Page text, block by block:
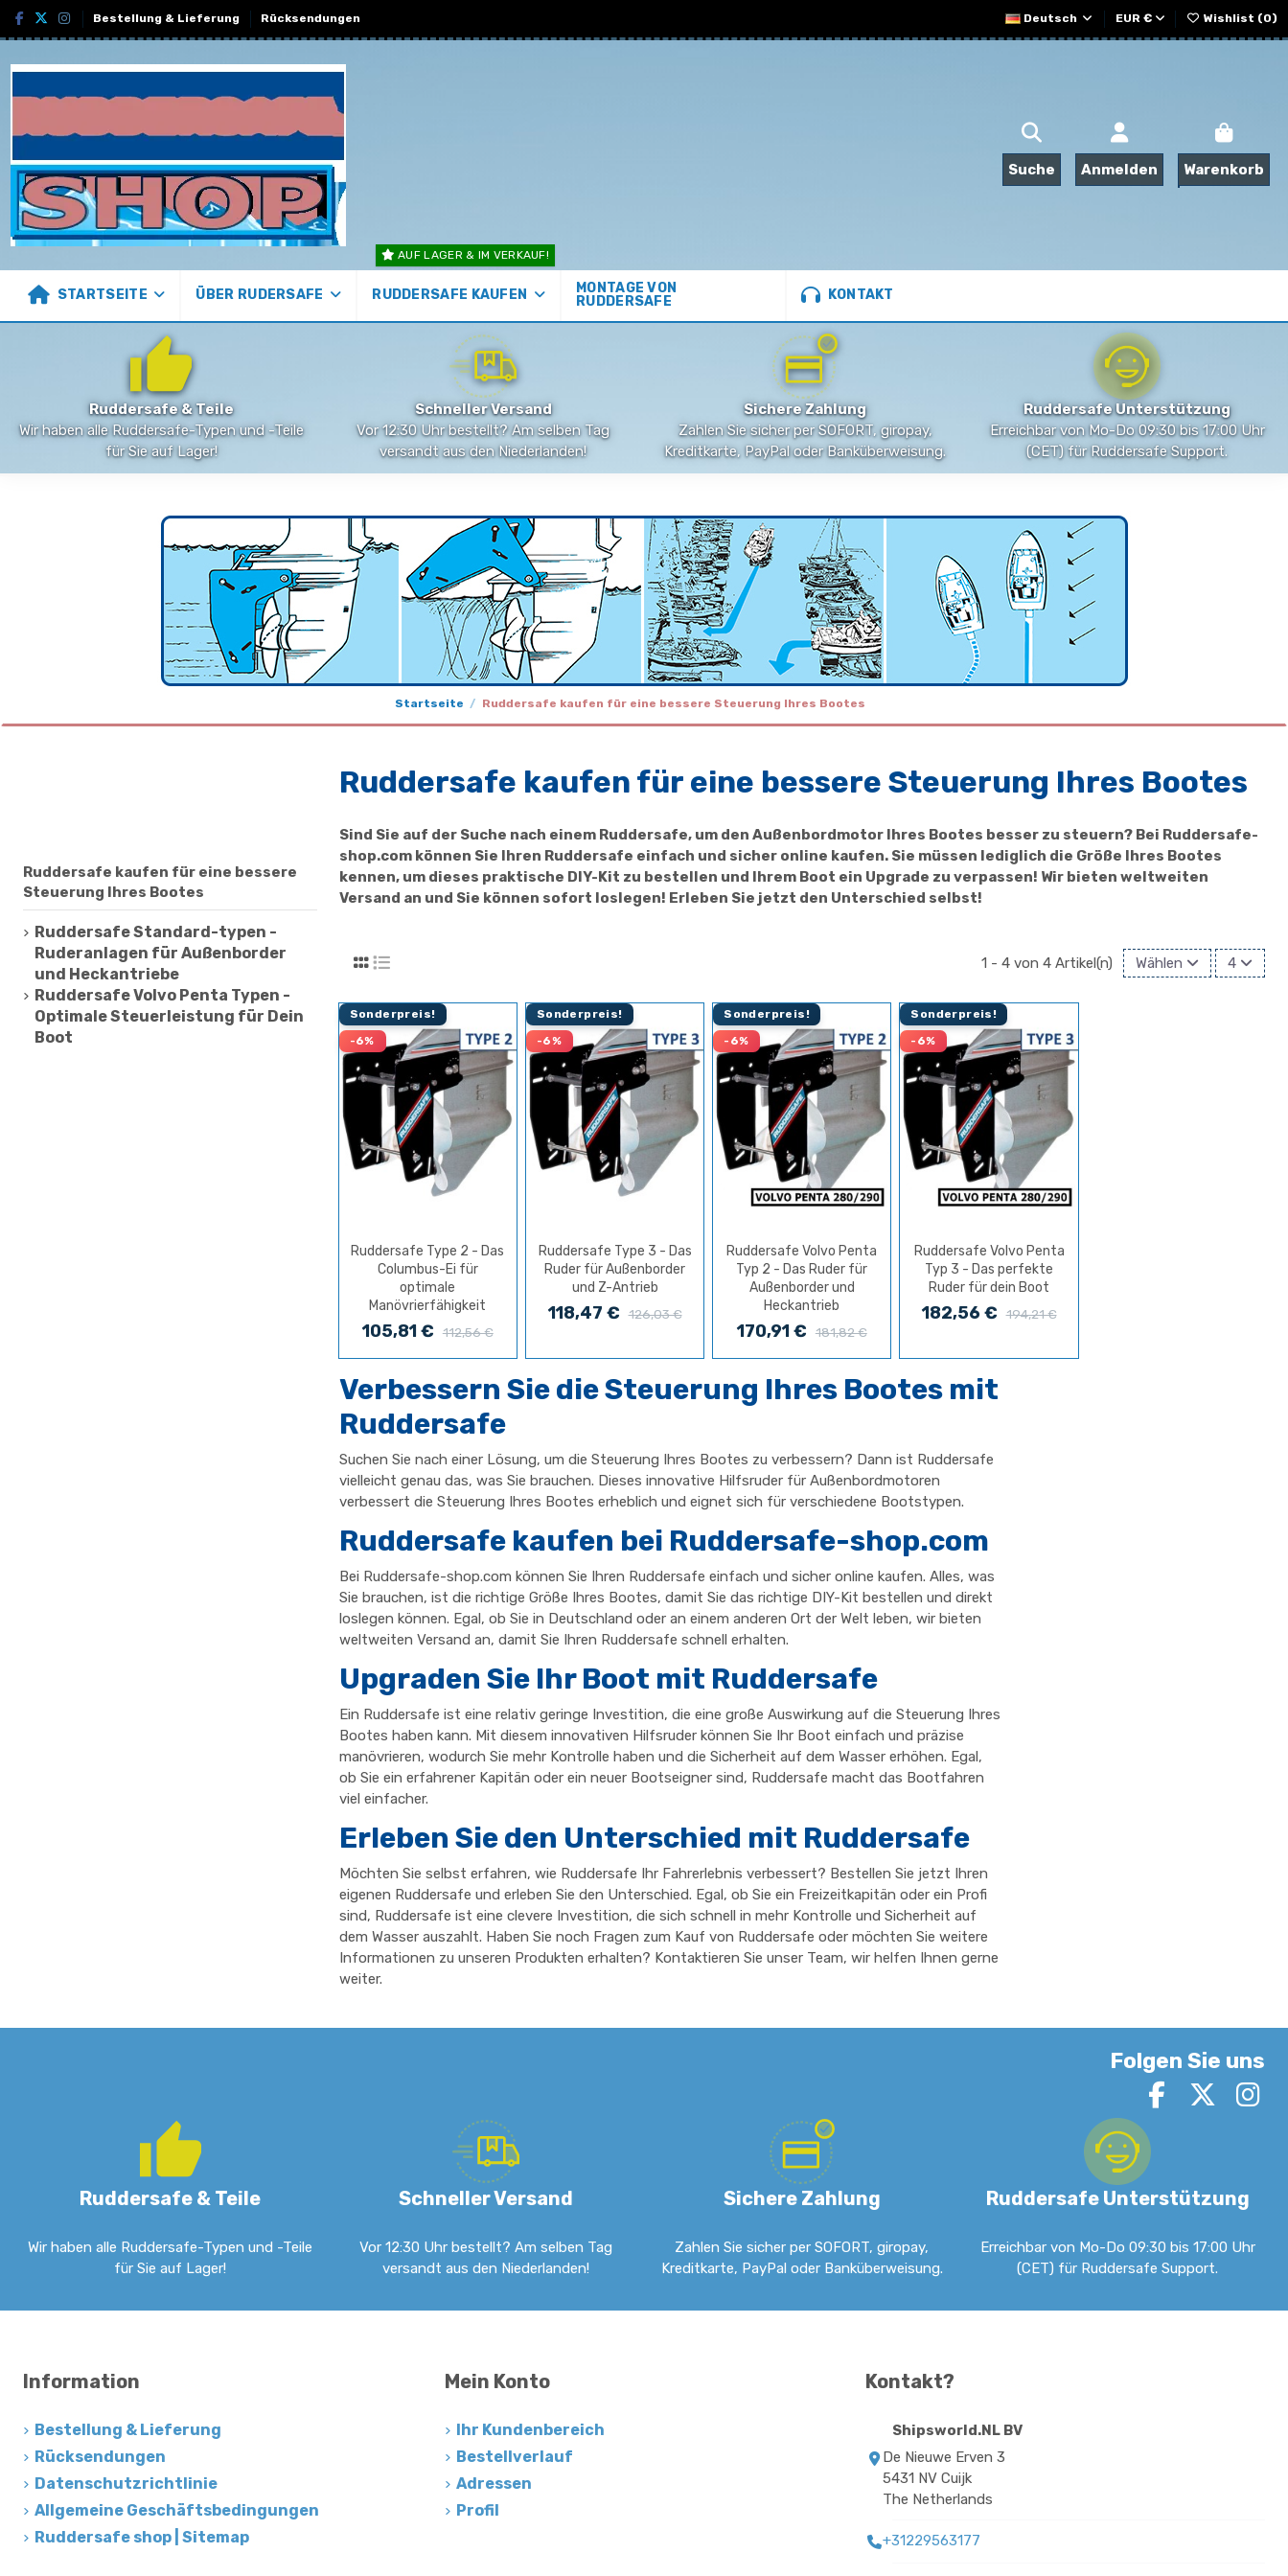
Bestellung & Lieferung Rücksendungen Deutsch EUR € Wishlist (0)
Suche Anmelden Warenkorb
STARTSEITE ÜBER RUDERSAFE RUDDERSAFE KAUFEN
AUF LAGER & IM VERKAUF!
MONTAGE VON
RUDDERSAFE
KONTAKT
Ruddersafe & Teile
Wir haben alle Ruddersafe-Typen und -Teile
für Sie auf Lager!
Schneller Versand
Vor 12:30 Uhr bestellt? Am selben Tag
versandt aus den Niederlanden!
Sichere Zahlung
Zahlen Sie sicher per SOFORT, giropay,
Kreditkarte, PayPal oder Banküberweisung.
Ruddersafe Unterstützung
Erreichbar von Mo-Do 09:30 bis 17:00 Uhr
(CET) für Ruddersafe Support.
Startseite Ruddersafe kaufen für eine bessere Steuerung Ihres Bootes
Ruddersafe kaufen für eine bessere Steuerung Ihres Bootes
Sind Sie auf der Suche nach einem Ruddersafe, um den Außenbordmotor Ihres Bootes besser zu steuern? Bei Ruddersafe-
shop.com können Sie Ihren Ruddersafe einfach und sicher online kaufen. Sie müssen lediglich die Größe Ihres Bootes
kennen, um dieses praktische DIY-Kit zu bestellen und Ihrem Boot ein Upgrade zu verpassen! Wir bieten weltweiten
Versand an und Sie können sofort loslegen! Erleben Sie jetzt den Unterschied selbst!
1 - 4 von 4 Artikel(n) Wählen 4
Sonderpreis!
-6%
Ruddersafe Type 2 - Das
Columbus-Ei für
optimale
Manövrierfähigkeit
105,81 € 112,56 €
Sonderpreis!
-6%
Ruddersafe Type 3 - Das
Ruder für Außenborder
und Z-Antrieb
118,47 € 126,03 €
Sonderpreis!
-6%
Ruddersafe Volvo Penta
Typ 2 - Das Ruder für
Außenborder und
Heckantrieb
170,91 € 181,82 €
Sonderpreis!
-6%
Ruddersafe Volvo Penta
Typ 3 - Das perfekte
Ruder für dein Boot
182,56 € 194,21 €
Verbessern Sie die Steuerung Ihres Bootes mit
Ruddersafe
Suchen Sie nach einer Lösung, um die Steuerung Ihres Bootes zu verbessern? Dann ist Ruddersafe
vielleicht genau das, was Sie brauchen. Dieses innovative Hilfsruder für Außenbordmotoren
verbessert die Steuerung Ihres Bootes erheblich und eignet sich für verschiedene Bootstypen.
Ruddersafe kaufen bei Ruddersafe-shop.com
Bei Ruddersafe-shop.com können Sie Ihren Ruddersafe einfach und sicher online kaufen. Alles, was
Sie brauchen, ist die richtige Größe Ihres Bootes, damit Sie das richtige DIY-Kit bestellen und direkt
loslegen können. Egal, ob Sie in Deutschland oder an einem anderen Ort der Welt leben, wir bieten
weltweiten Versand an, damit Sie Ihren Ruddersafe schnell erhalten.
Upgraden Sie Ihr Boot mit Ruddersafe
Ein Ruddersafe ist eine relativ geringe Investition, die eine große Auswirkung auf die Steuerung Ihres
Bootes haben kann. Mit diesem innovativen Hilfsruder können Sie Ihr Boot einfach und präzise
manövrieren, wodurch Sie mehr Kontrolle haben und die Sicherheit auf dem Wasser erhöhen. Egal,
ob Sie ein erfahrener Kapitän oder ein neuer Bootseigner sind, Ruddersafe macht das Bootfahren
viel einfacher.
Erleben Sie den Unterschied mit Ruddersafe
Möchten Sie selbst erfahren, wie Ruddersafe Ihr Fahrerlebnis verbessert? Bestellen Sie jetzt Ihren
eigenen Ruddersafe und erleben Sie den Unterschied. Egal, ob Sie ein Freizeitkapitän oder ein Profi
sind, Ruddersafe ist eine clevere Investition, die sich schnell in mehr Kontrolle und Sicherheit auf
dem Wasser auszahlt. Haben Sie noch Fragen zum Kauf von Ruddersafe oder möchten Sie weitere
Informationen zu unseren Produkten erhalten? Kontaktieren Sie unser Team, wir helfen Ihnen gerne
weiter.
Ruddersafe kaufen für eine bessere
Steuerung Ihres Bootes
Ruddersafe Standard-typen -
Ruderanlagen für Außenborder
und Heckantriebe
Ruddersafe Volvo Penta Typen -
Optimale Steuerleistung für Dein
Boot
Folgen Sie uns
Ruddersafe & Teile
Wir haben alle Ruddersafe-Typen und -Teile
für Sie auf Lager!
Schneller Versand
Vor 12:30 Uhr bestellt? Am selben Tag
versandt aus den Niederlanden!
Sichere Zahlung
Zahlen Sie sicher per SOFORT, giropay,
Kreditkarte, PayPal oder Banküberweisung.
Ruddersafe Unterstützung
Erreichbar von Mo-Do 09:30 bis 17:00 Uhr
(CET) für Ruddersafe Support.
Information
Bestellung & Lieferung
Rücksendungen
Datenschutzrichtlinie
Allgemeine Geschäftsbedingungen
Ruddersafe shop | Sitemap
Mein Konto
Ihr Kundenbereich
Bestellverlauf
Adressen
Profil
Kontakt?
Shipsworld.NL BV
De Nieuwe Erven 3
5431 NV Cuijk
The Netherlands
+31229563177